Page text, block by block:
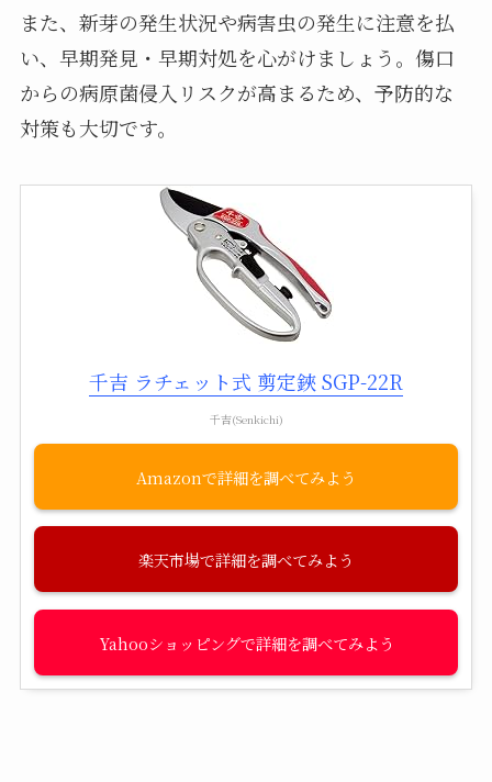
また、新芽の発生状況や病害虫の発生に注意を払
い、早期発見・早期対処を心がけましょう。傷口
からの病原菌侵入リスクが高まるため、予防的な
対策も大切です。
千吉 ラチェット式 剪定鋏 SGP-22R
千吉(Senkichi)
Amazon
楽天市場
Yahooショッピング